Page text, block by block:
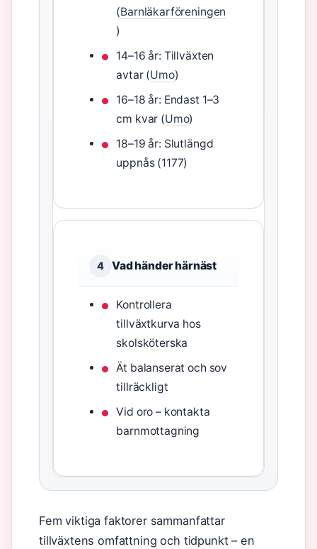
(Barnläkarföreningen
)
14–16 år: Tillväxten
avtar (Umo)
16–18 år: Endast 1–3
cm kvar (Umo)
18–19 år: Slutlängd
uppnås (1177)
4 Vad händer härnäst
Kontrollera
tillväxtkurva hos
skolsköterska
Ät balanserat och sov
tillräckligt
Vid oro – kontakta
barnmottagning
Fem viktiga faktorer sammanfattar
tillväxtens omfattning och tidpunkt – en